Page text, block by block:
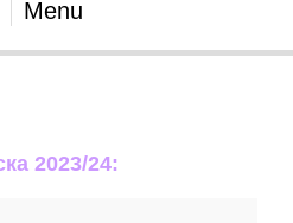
Menu
2023/24: